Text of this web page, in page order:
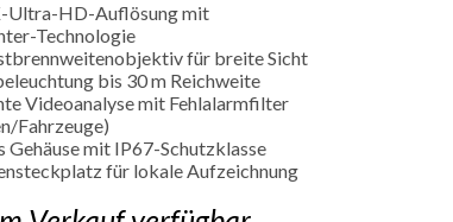
Ultra-HD-Auflösung mit
Technologie
für breite Sicht
bis 30 m Reichweite
Videoanalyse mit Fehlalarmfilter
Fahrzeuge)
Gehäuse mit IP67-Schutzklasse
für lokale Aufzeichnung